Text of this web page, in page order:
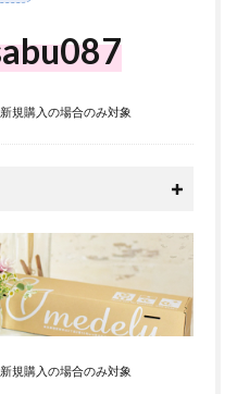
規購入の場合のみ対象
規購入の場合のみ対象